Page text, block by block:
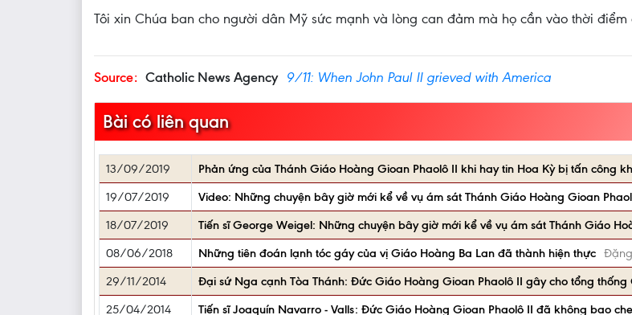
Tôi xin Chúa ban cho người dân Mỹ sức mạnh và lòng can đảm mà họ cần vào thời điểm
Source: Catholic News Agency 9/11: When John Paul II grieved with America
Bài có liên quan
13/09/2019 Phản ứng của Thánh Giáo Hoàng Gioan Phaolô II khi hay tin Hoa Kỳ bị tấn công
19/07/2019
Video: Những chuyện bây giờ mới kể về vụ ám sát Thánh Giáo Hoàng Gioan
18/07/2019
Tiến sĩ George Weigel: Những chuyện bây giờ mới kể về vụ ám sát Thánh Giáo
08/06/2018
Những tiên đoán lạnh tóc gáy của vị Giáo Hoàng Ba Lan đã thành hiện thực
29/11/2014
Đại sứ Nga cạnh Tòa Thánh: Đức Giáo Hoàng Gioan Phaolô II gây cho tổng
25/04/2014
Tiến sĩ Joaquín Navarro - Valls: Đức Giáo Hoàng Gioan Phaolô II đã không bao